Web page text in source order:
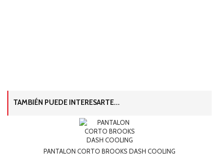
TAMBIÉN PUEDE INTERESARTE...
PANTALON CORTO BROOKS DASH COOLING